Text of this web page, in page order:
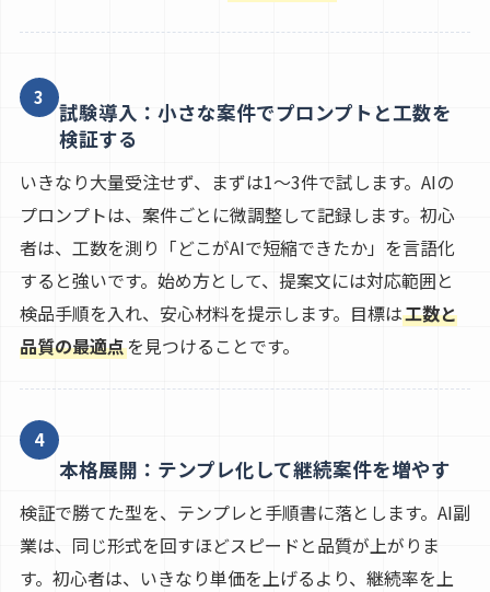
3
試験導入：小さな案件でプロンプトと工数を
検証する
いきなり大量受注せず、まずは1〜3件で試します。AIの
プロンプトは、案件ごとに微調整して記録します。初心
者は、工数を測り「どこがAIで短縮できたか」を言語化
すると強いです。始め方として、提案文には対応範囲と
検品手順を入れ、安心材料を提示します。目標は工数と
品質の最適点を見つけることです。
4
本格展開：テンプレ化して継続案件を増やす
検証で勝てた型を、テンプレと手順書に落とします。AI副
業は、同じ形式を回すほどスピードと品質が上がりま
す。初心者は、いきなり単価を上げるより、継続率を上